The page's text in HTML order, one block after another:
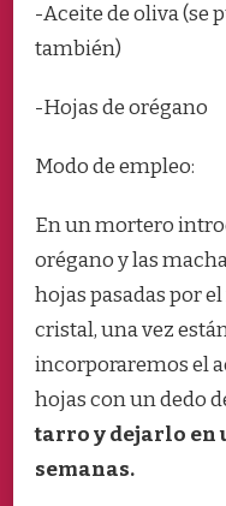
-Aceite de oliva (se
también)
-Hojas de orégano
Modo de empleo:
En un mortero
orégano y las
hojas pasadas por
cristal, una vez
incorporaremos el
hojas con un dedo
tarro y dejarlo en
semanas.